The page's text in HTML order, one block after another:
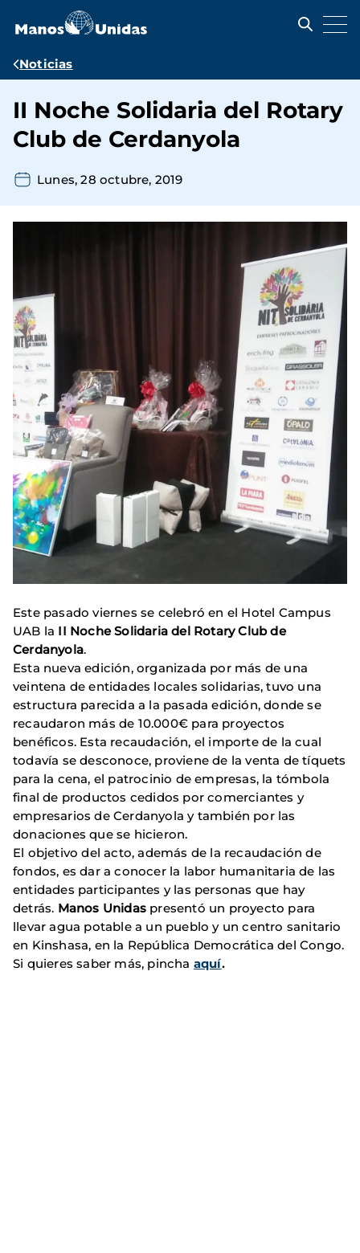
contenido
Ruta
navegación
Noticias
II Noche Solidaria del Rotary
Club de Cerdanyola
Lunes, 28 octubre, 2019
Este pasado viernes se celebró en el Hotel Campus
UAB la II Noche Solidaria del Rotary Club de
Cerdanyola.
Esta nueva edición, organizada por más de una
veintena de entidades locales solidarias, tuvo una
estructura parecida a la pasada edición, donde se
recaudaron más de 10.000€ para proyectos
benéficos. Esta recaudación, el importe de la cual
todavía se desconoce, proviene de la venta de tíquets
para la cena, el patrocinio de empresas, la tómbola
final de productos cedidos por comerciantes y
empresarios de Cerdanyola y también por las
donaciones que se hicieron.
El objetivo del acto, además de la recaudación de
fondos, es dar a conocer la labor humanitaria de las
entidades participantes y las personas que hay
detrás. Manos Unidas presentó un proyecto para
llevar agua potable a un pueblo y un centro sanitario
en Kinshasa, en la República Democrática del Congo.
Si quieres saber más, pincha aquí.